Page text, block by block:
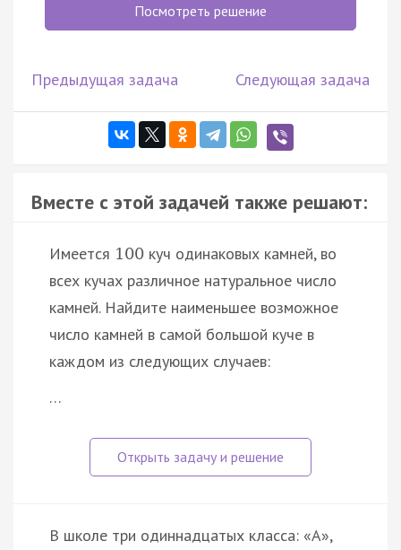
Посмотреть решение
Предыдущая задача Следующая задача
Вместе с этой задачей также решают:
Имеется 100 куч одинаковых камней, во
всех кучах различное натуральное число
камней. Найдите наименьшее возможное
число камней в самой большой куче в
каждом из следующих случаев:
…
В школе три одиннадцатых класса: «А»,